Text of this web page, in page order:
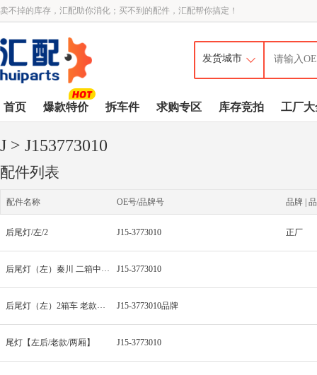
卖不掉的库存，汇配助你消化；买不到的配件，汇配帮你搞定！
首页 爆款特价 拆车件 求购专区 库存竞拍 工厂大
J > J153773010
配件列表
配件名称 OE号/品牌号 品牌 |
后尾灯/左/2 J15-3773010 正厂
后尾灯（左）秦川 二箱中白色 J15-3773010
后尾灯（左）2箱车 老款品牌 J15-3773010品牌
尾灯【左后/老款/两厢】 J15-3773010